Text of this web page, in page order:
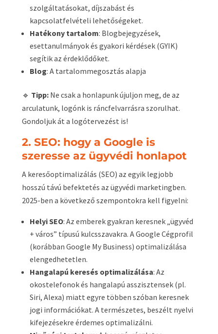
szolgáltatásokat, díjszabást és
kapcsolatfelvételi lehetőségeket.
Hatékony tartalom: Blogbejegyzések,
esettanulmányok és gyakori kérdések (GYIK)
segítik az érdeklődőket.
Blog: A tartalommegosztás alapja
🔹 Tipp:Ne csak a honlapunk újuljon meg, de az
arculatunk, logónk is ráncfelvarrásra szorulhat.
Gondoljuk át a logótervezést is!
2. SEO: hogy a Google is
szeresse az ügyvédi honlapot
A keresőoptimalizálás (SEO) az egyik legjobb
hosszú távú befektetés az ügyvédi marketingben.
2025-ben a következő szempontokra kell figyelni:
Helyi SEO: Az emberek gyakran keresnek „ügyvéd
+ város” típusú kulcsszavakra. A Google Cégprofil
(korábban Google My Business) optimalizálása
elengedhetetlen.
Hangalapú keresés optimalizálása: Az
okostelefonok és hangalapú asszisztensek (pl.
Siri, Alexa) miatt egyre többen szóban keresnek
jogi információkat. A természetes, beszélt nyelvi
kifejezésekre érdemes optimalizálni.